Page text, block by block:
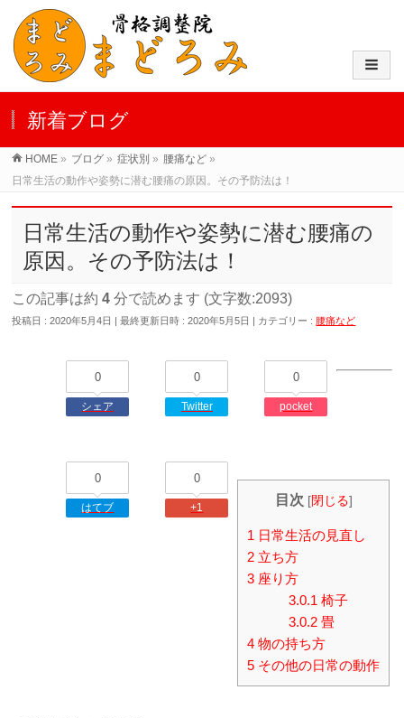
新着ブログ
HOME » ブログ » 症状別 » 腰痛など »
日常生活の動作や姿勢に潜む腰痛の原因。その予防法は！
日常生活の動作や姿勢に潜む腰痛の
原因。その予防法は！
この記事は約4 分で読めます (文字数:2093)
投稿日 : 2020年5月4日 最終更新日時 : 2020年5月5日 カテゴリー : 腰痛など
0
シェア
0
Twitter
0
pocket
0
はてブ
0
+1 目次 [閉じる]
1 日常生活の見直し
2 立ち方
3 座り方
3.0.1 椅子
3.0.2 畳
4 物の持ち方
5 その他の日常の動作